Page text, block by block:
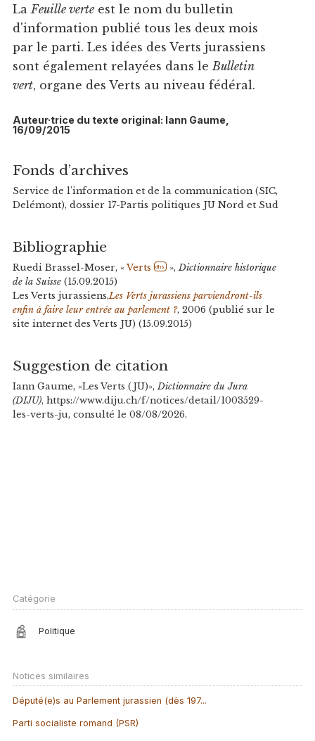
LaFeuille verteest le nom du bulletin
d'information publié tous les deux mois
par le parti. Les idées des Verts jurassiens
sont également relayées dans leBulletin
vert, organe des Verts au niveau fédéral.
Auteur·trice du texte original: Iann Gaume,
16/09/2015
Fonds d’archives
Service de l'information et de la communication (SIC,
Delémont), dossier 17-Partis politiques JU Nord et Sud
Bibliographie
Ruedi Brassel-Moser, «Verts dhs »,Dictionnaire historique
de la Suisse(15.09.2015)
Les Verts jurassiens,Les Verts jurassiens parviendront-ils
enfin à faire leur entrée au parlement ?, 2006 (publié sur le
site internet des Verts JU) (15.09.2015)
Suggestion de citation
Iann Gaume, «Les Verts (JU)»,Dictionnaire du Jura
(DIJU), https://www.diju.ch/f/notices/detail/1003529-
les-verts-ju, consulté le 08/08/2026.
Catégorie
Politique
Notices similaires
Député(e)s au Parlement jurassien (dès 197...
Parti socialiste romand (PSR)